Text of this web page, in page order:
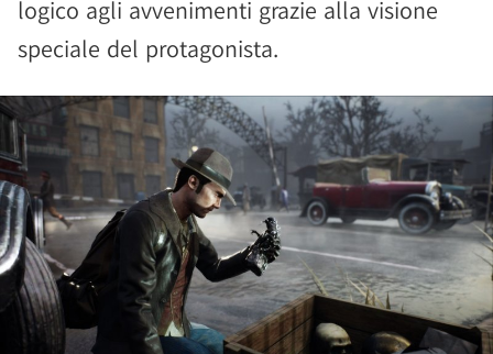
logico agli avvenimenti grazie alla visione
speciale del protagonista.